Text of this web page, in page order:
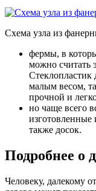
Схема узла из
фермы, в
можно считать
Стеклопластик
малым весом,
прочной и
но чаще всего
изготовленные
также досок.
Подробнее о
Человеку, далекому